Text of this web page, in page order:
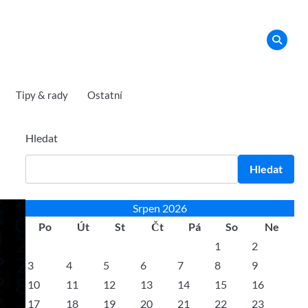
Tipy & rady Ostatní
Hledat
Hledat
Srpen 2026
Po
Út St Čt Pá So
Ne
1
2
3
4 5 6 7 8
9
10
11 12 13 14 15
16
17
18 19 20 21 22
23